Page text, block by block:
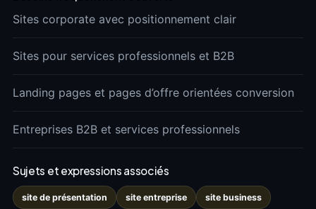
Sites corporate avec positionnement clair
Sites pour services professionnels et B2B
Landing pages et pages d’offre orientées conversion
Entreprises B2B et services professionnels
Sujets et expressions associés
site de présentation site entreprise site business